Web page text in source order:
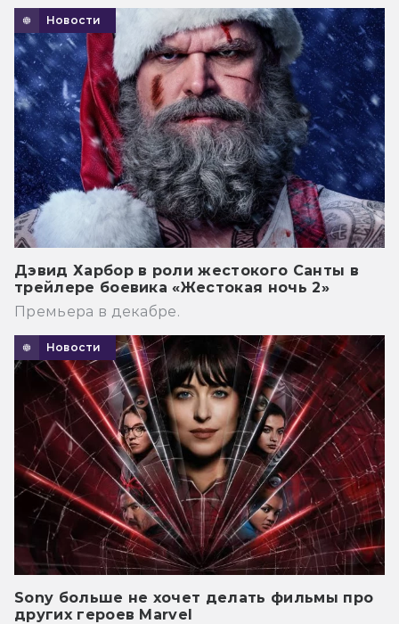
Новости
Дэвид Харбор в роли жестокого Санты в
трейлере боевика «Жестокая ночь 2»
Премьера в декабре.
Новости
Sony больше не хочет делать фильмы про
других героев Marvel